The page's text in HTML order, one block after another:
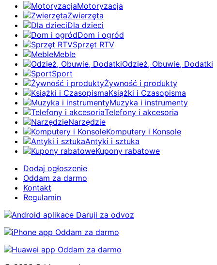
Motoryzacja
Zwierzęta
Dla dzieci
Dom i ogród
Sprzęt RTV
Meble
Odzież, Obuwie, Dodatki
Sport
Żywność i produkty
Książki i Czasopisma
Muzyka i instrumenty
Telefony i akcesoria
Narzędzie
Komputery i Konsole
Antyki i sztuka
Kupony rabatowe
Dodaj ogłoszenie
Oddam za darmo
Kontakt
Regulamin